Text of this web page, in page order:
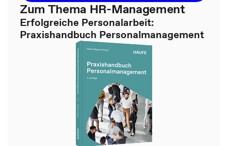
Zum Thema HR-Management
Erfolgreiche Personalarbeit:
Praxishandbuch Personalmanagement